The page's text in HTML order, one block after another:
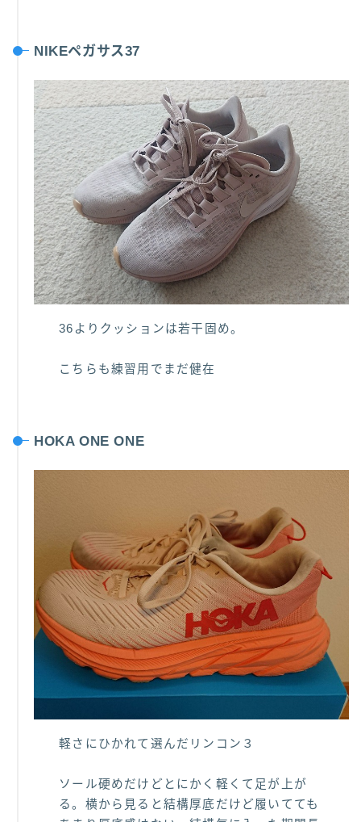
NIKEペガサス37
36よりクッションは若干固め。
こちらも練習用でまだ健在
HOKA ONE ONE
軽さにひかれて選んだリンコン３
ソール硬めだけどとにかく軽くて足が上が
る。横から見ると結構厚底だけど履いてても